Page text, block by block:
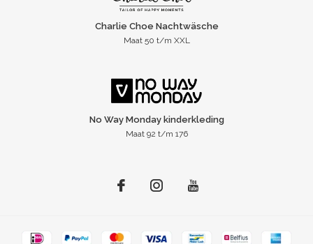
Charlie Choe Nachtwäsche
Maat 50 t/m XXL
No Way Monday kinderkleding
Maat 92 t/m 176